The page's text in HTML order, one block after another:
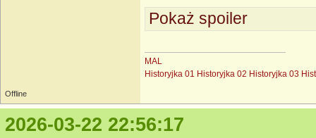
Pokaż spoiler
MAL
Historyjka 01 Historyjka 02 Historyjka 03
Offline
2026-03-22 22:56:17